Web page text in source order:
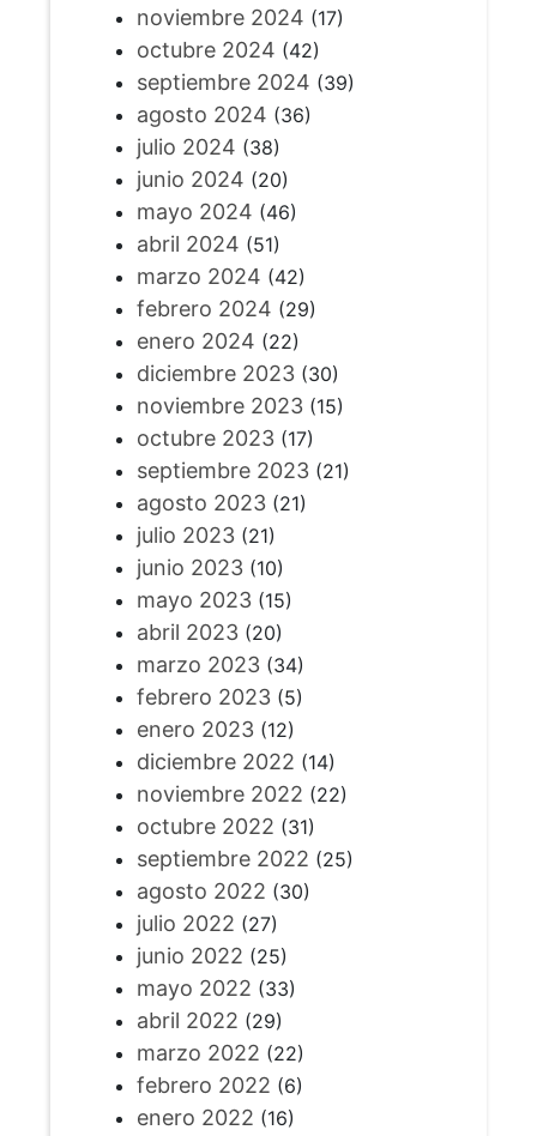
noviembre 2024 (17)
octubre 2024 (42)
septiembre 2024 (39)
agosto 2024 (36)
julio 2024 (38)
junio 2024 (20)
mayo 2024 (46)
abril 2024 (51)
marzo 2024 (42)
febrero 2024 (29)
enero 2024 (22)
diciembre 2023(30)
noviembre 2023(15)
octubre 2023(17)
septiembre 2023(21)
agosto 2023(21)
julio 2023(21)
junio 2023(10)
mayo 2023(15)
abril 2023(20)
marzo 2023(34)
febrero 2023(5)
enero 2023(12)
diciembre 2022 (14)
noviembre 2022 (22)
octubre 2022 (31)
septiembre 2022 (25)
agosto 2022 (30)
julio 2022 (27)
junio 2022 (25)
mayo 2022 (33)
abril 2022 (29)
marzo 2022 (22)
febrero 2022 (6)
enero 2022 (16)